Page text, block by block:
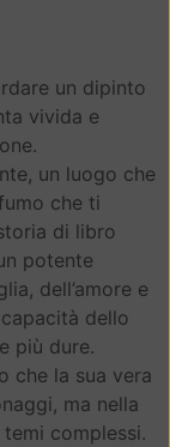
un dipinto
vivida e
un luogo che
che ti
di libro
potente
dell’amore e
dello
più dure.
che la sua vera
ma nella
complessi.